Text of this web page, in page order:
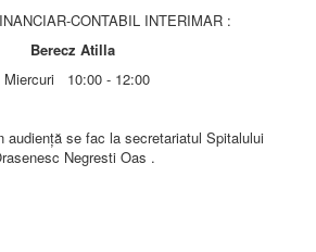
CONTABIL INTERIMAR :
Berecz Atilla
Miercuri 10:00 - 12:00
audienţă se fac la secretariatul Spitalului
Negresti Oas .